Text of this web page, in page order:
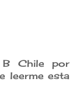
B Chile por
leerme esta